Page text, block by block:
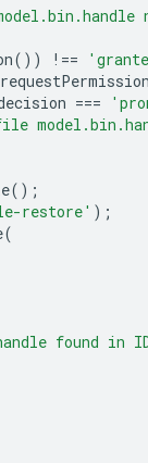
()) !==
===
();
restore' );
(
found in